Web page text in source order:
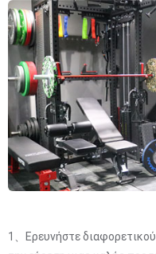
1、Ερευνήστε